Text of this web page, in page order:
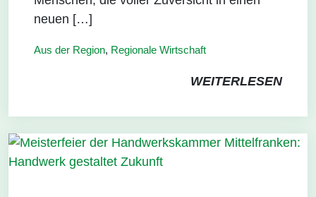
neuen […]
Aus der Region, Regionale Wirtschaft
WEITERLESEN